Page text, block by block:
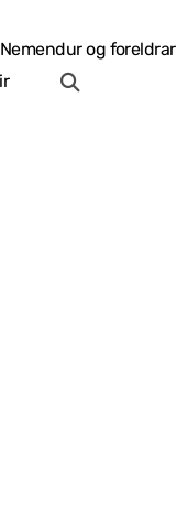
Nemendur og foreldrar